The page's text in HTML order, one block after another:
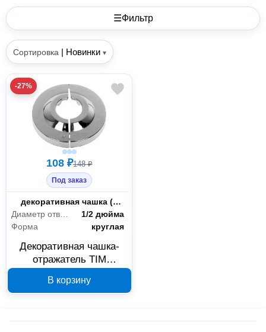
☰Фильтр
Сортировка | Новинки ▾
-27%
108 ₽148 ₽
Под заказ
Вид
декоративная чашка (отражатель)
1/2 дюйма
Форма
круглая
Декоративная чашка-
отражатель TIM
770153
В корзину